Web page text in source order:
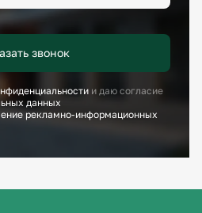
звонок
и даю согласие
данных
рекламно-информационных